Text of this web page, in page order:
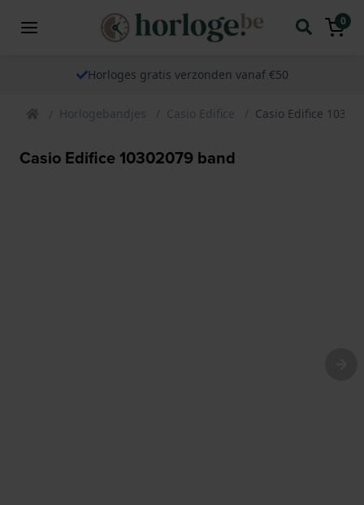
0
Horloges gratis verzonden vanaf €50
Horlogebandjes Casio Edifice Casio Edifice
Casio Edifice 10302079 band